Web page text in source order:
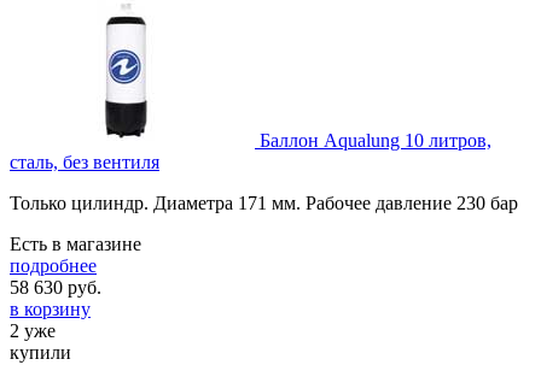
Баллон Aqualung 10 литров,
сталь, без вентиля
Только цилиндр. Диаметра 171 мм. Рабочее давление 230 бар
Есть в магазине
подробнее
58 630 руб.
в корзину
2 уже
купили